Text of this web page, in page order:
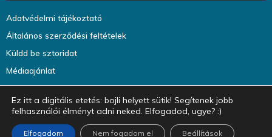
Adatvédelmi tájékoztató
Általános szerződési feltételek
Küldd be sztoridat
Médiaajánlat
Ez itt a digitális etetés: bojli helyett sütik! Segítenek jobb
felhasználói élményt adni neked. Elfogadod, ugye? :)
Elfogadom Nem fogadom el Beállítások